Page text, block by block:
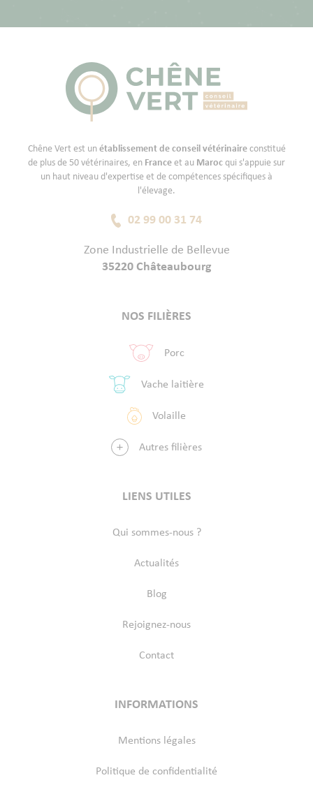
Chêne Vert est un établissement de conseil vétérinaireconstitué
de plus de 50 vétérinaires, en France et au Maroc qui s'appuie sur
un haut niveau d'expertise et de compétences spécifiques à
l'élevage.
02 99 00 31 74
Zone Industrielle de Bellevue
35220 Châteaubourg
NOS FILIÈRES
Porc
Vache laitière
Volaille
Autres filières
LIENS UTILES
Qui sommes-nous ?
Actualités
Blog
Rejoignez-nous
Contact
INFORMATIONS
Mentions légales
Politique de confidentialité